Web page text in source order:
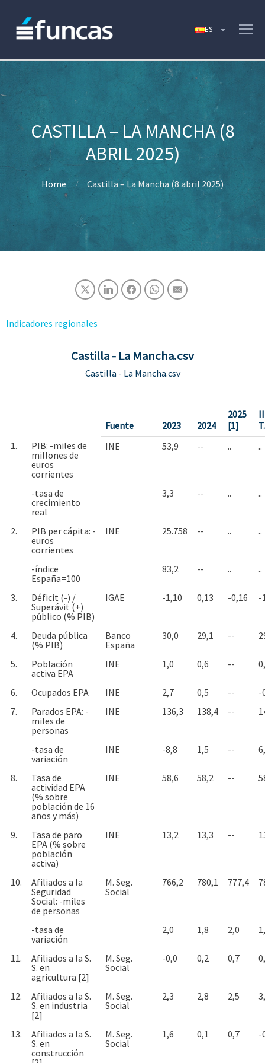
CASTILLA – LA MANCHA (8
ABRIL 2025)
Home Castilla – La Mancha (8 abril 2025)
Indicadores regionales
Castilla - La Mancha.csv
Castilla - La Mancha.csv
Fuente 2023 2024
2025
[1]
II
1.
PIB: -miles de
millones de
euros
corrientes
INE 53,9 -- .. ..
-tasa de
crecimiento
real
3,3 -- .. ..
2.
PIB per cápita: -
euros
corrientes
INE 25.758 -- .. ..
-índice
España=100
83,2 -- .. ..
3.
Déficit (-) /
Superávit (+)
público (% PIB)
IGAE -1,10 0,13 -0,16 -
4.
Deuda pública
(% PIB)
Banco
España
30,0 29,1 --
5.
Población
activa EPA
INE 1,0 0,6 --
6. Ocupados EPA INE 2,7 0,5 --
-
7.
Parados EPA: -
miles de
personas
INE 136,3 138,4 --
-tasa de
variación
INE -8,8 1,5 --
8.
Tasa de
actividad EPA
(% sobre
población de 16
años y más)
INE 58,6 58,2 --
9.
Tasa de paro
EPA (% sobre
población
activa)
INE 13,2 13,3 --
10.
Afiliados a la
Seguridad
Social: -miles
de personas
M. Seg.
Social
766,2 780,1 777,4
-tasa de
variación
2,0 1,8 2,0
11.
Afiliados a la S.
S. en
agricultura [2]
M. Seg.
Social
-0,0 0,2 0,7
12.
Afiliados a la S.
S. en industria
[2]
M. Seg.
Social
2,3 2,8 2,5
13.
Afiliados a la S.
S. en
construcción
M. Seg.
Social
1,6 0,1 0,7 -